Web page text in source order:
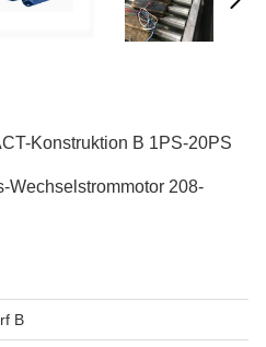
Konstruktion B 1PS-20PS
Wechselstrommotor 208-
B